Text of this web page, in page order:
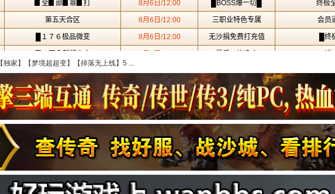
【独家】【梦境超超变】【掉落无上线】5 ...